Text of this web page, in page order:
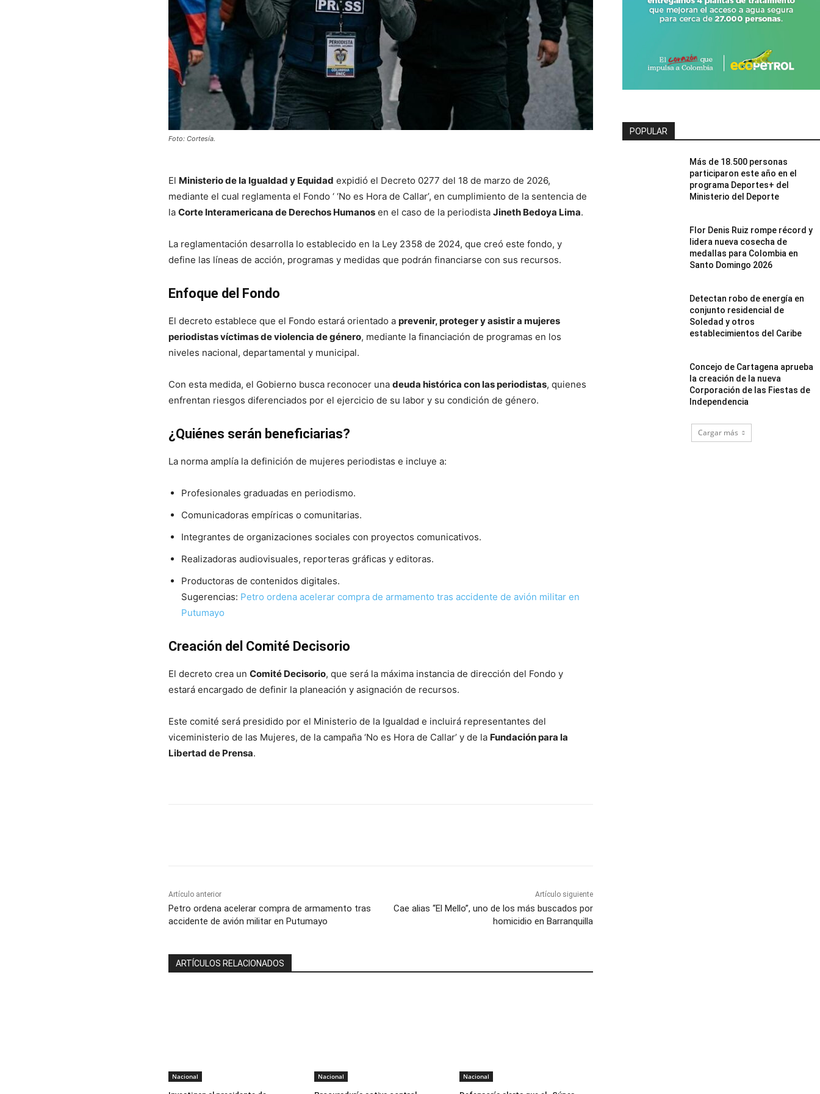
Foto: Cortesía.
El Ministerio de la Igualdad y Equidad expidió el Decreto 0277 del 18 de marzo de 2026,
mediante el cual reglamenta el Fondo ‘ ‘No es Hora de Callar’, en cumplimiento de la sentencia de
la Corte Interamericana de Derechos Humanos en el caso de la periodista Jineth Bedoya Lima.
La reglamentación desarrolla lo establecido en la Ley 2358 de 2024, que creó este fondo, y
define las líneas de acción, programas y medidas que podrán financiarse con sus recursos.
Enfoque del Fondo
El decreto establece que el Fondo estará orientado a prevenir, proteger y asistir a mujeres
periodistas víctimas de violencia de género, mediante la financiación de programas en los
niveles nacional, departamental y municipal.
Con esta medida, el Gobierno busca reconocer una deuda histórica con las periodistas, quienes
enfrentan riesgos diferenciados por el ejercicio de su labor y su condición de género.
¿Quiénes serán beneficiarias?
La norma amplía la definición de mujeres periodistas e incluye a:
Profesionales graduadas en periodismo.
Comunicadoras empíricas o comunitarias.
Integrantes de organizaciones sociales con proyectos comunicativos.
Realizadoras audiovisuales, reporteras gráficas y editoras.
Productoras de contenidos digitales.
Sugerencias: Petro ordena acelerar compra de armamento tras accidente de avión militar en
Putumayo
Creación del Comité Decisorio
El decreto crea un Comité Decisorio, que será la máxima instancia de dirección del Fondo y
estará encargado de definir la planeación y asignación de recursos.
Este comité será presidido por el Ministerio de la Igualdad e incluirá representantes del
viceministerio de las Mujeres, de la campaña ‘No es Hora de Callar’ y de la Fundación para la
Libertad de Prensa.
Artículo anterior
Petro ordena acelerar compra de armamento tras
accidente de avión militar en Putumayo
Artículo siguiente
Cae alias “El Mello”, uno de los más buscados por
homicidio en Barranquilla
ARTÍCULOS RELACIONADOS
Nacional Nacional Nacional
POPULAR
Más de 18.500 personas
participaron este año en el
programa Deportes+ del
Ministerio del Deporte
Flor Denis Ruiz rompe récord y
lidera nueva cosecha de
medallas para Colombia en
Santo Domingo 2026
Detectan robo de energía en
conjunto residencial de
Soledad y otros
establecimientos del Caribe
Concejo de Cartagena aprueba
la creación de la nueva
Corporación de las Fiestas de
Independencia
Cargar más